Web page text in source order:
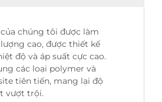
chúng tôi được làm
cao, được thiết kế
độ và áp suất cực cao.
các loại polymer và
tiên tiến, mang lại độ
vượt trội.